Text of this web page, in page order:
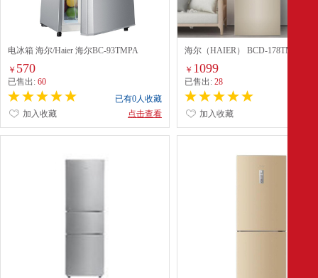
电冰箱 海尔/Haier 海尔BC-93TMPA
￥ 570
已售出: 60
已有0人收藏
点击查看
加入收藏
海尔（HAIER） BCD-178TMPT
￥ 1099
已售出:28
加入收藏